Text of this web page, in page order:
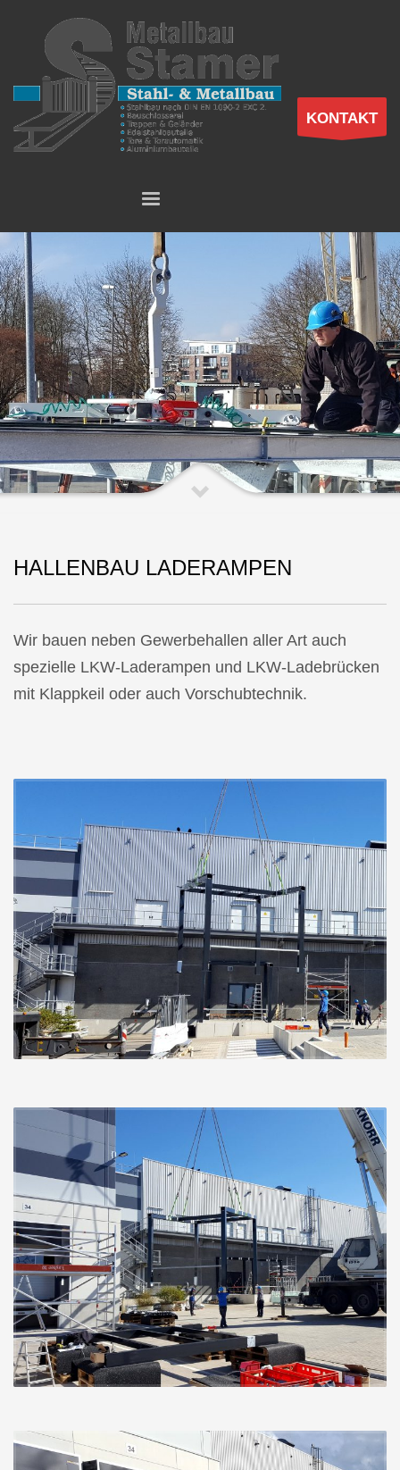
KONTAKT
HALLENBAU LADERAMPEN
Wir bauen neben Gewerbehallen aller Art auch
spezielle LKW-Laderampen und LKW-Ladebrücken
mit Klappkeil oder auch Vorschubtechnik.